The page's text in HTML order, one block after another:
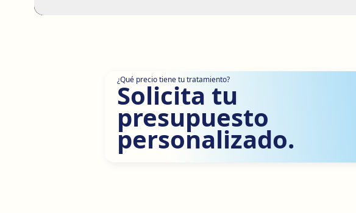
¿Qué precio tiene tu tratamiento?
Solicita tu
presupuesto
personalizado.